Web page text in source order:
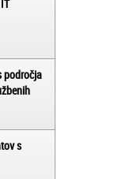
področja
s